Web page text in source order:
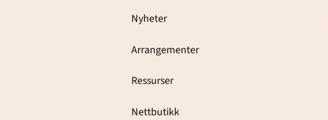
Nyheter
Arrangementer
Ressurser
Nettbutikk